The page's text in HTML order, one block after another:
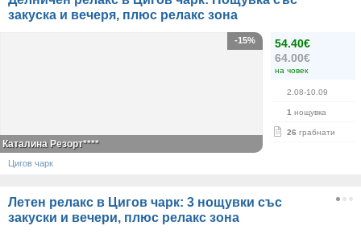
закуска и вечеря, плюс релакс зона
54.40€
64.00€
на човек
2.08-10.09
1 нощувка
26 грабнати
-15%
Каталина Резорт****
Цигов чарк
Летен релакс в Цигов чарк: 3 нощувки със
закуски и вечери, плюс релакс зона